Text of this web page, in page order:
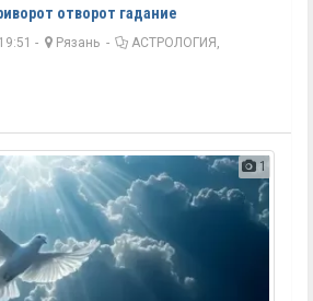
отворот гадание
- Рязань -
АСТРОЛОГИЯ,
1